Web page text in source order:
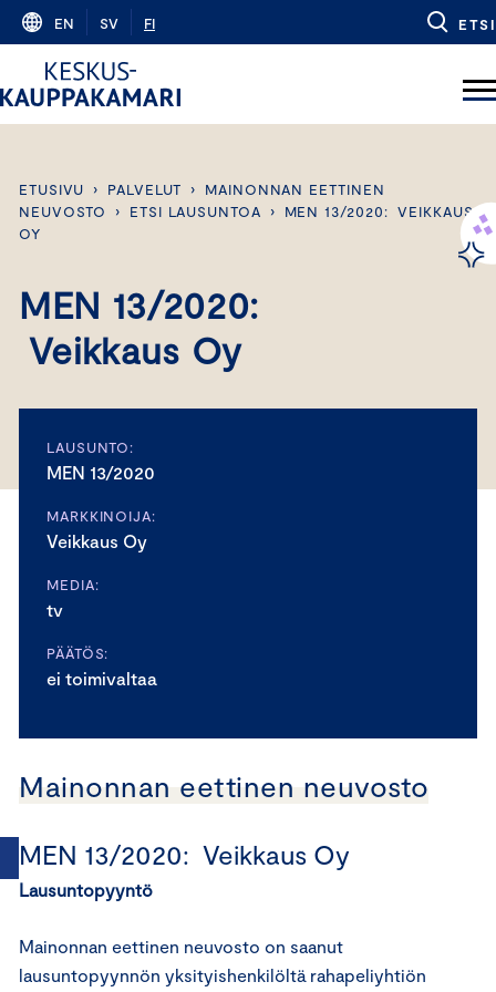
Skip
content
EN SV FI ETSI
ETUSIVU › PALVELUT ›
MAINONNAN EETTINEN
NEUVOSTO
› ETSI LAUSUNTOA ›
MEN 13/2020: VEIKKAUS
OY
MEN 13/2020:
Veikkaus Oy
LAUSUNTO:
MEN 13/2020
MARKKINOIJA:
Veikkaus Oy
MEDIA:
tv
PÄÄTÖS:
ei toimivaltaa
Mainonnan eettinen neuvosto
MEN 13/2020: Veikkaus Oy
Lausuntopyyntö
Mainonnan eettinen neuvosto on saanut
lausuntopyynnön yksityishenkilöltä rahapeliyhtiön